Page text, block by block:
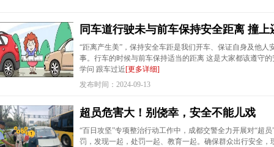
同车道行驶未与前车保持安全距离 撞上
“距离产生美”，保持安全车距是我们开车、保证自身及他
事。行车的时候与前车保持适当的距离 这是大家都该遵守
学问 跟车过近[更多详细]
发布时间：2024-09-13
超员危害大！别侥幸，安全不能儿戏
“百日攻坚”专项整治行动工作中，成都交警全力开展对“超
罚，发现一起，处罚一起、教育一起。确保群众出行安全